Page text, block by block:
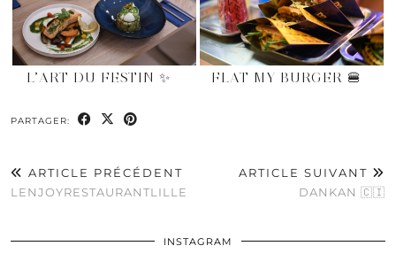
L’ART DU FESTIN ✨ FLAT MY BURGER 🍔
PARTAGER:
ARTICLE PRÉCÉDENT
LENJOYRESTAURANTLILLE
ARTICLE SUIVANT
DANKAN 🇨🇮
INSTAGRAM